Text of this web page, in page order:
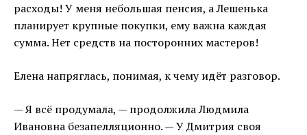
расходы! У меня небольшая пенсия, а Лешенька
планирует крупные покупки, ему важна каждая
сумма. Нет средств на посторонних мастеров!
Елена напряглась, понимая, к чему идёт разговор.
— Я всё продумала, — продолжила Людмила
Ивановна безапелляционно. — У Дмитрия своя